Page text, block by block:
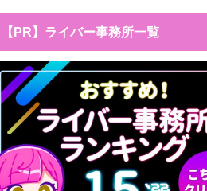
【PR】ライバー事務所一覧